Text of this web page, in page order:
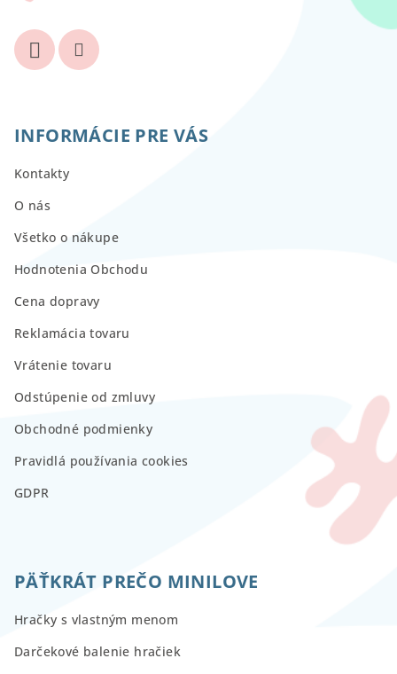
INFORMÁCIE PRE VÁS
Kontakty
O nás
Všetko o nákupe
Hodnotenia Obchodu
Cena dopravy
Reklamácia tovaru
Vrátenie tovaru
Odstúpenie od zmluvy
Obchodné podmienky
Pravidlá používania cookies
GDPR
PÄŤKRÁT PREČO MINILOVE
Hračky s vlastným menom
Darčekové balenie hračiek